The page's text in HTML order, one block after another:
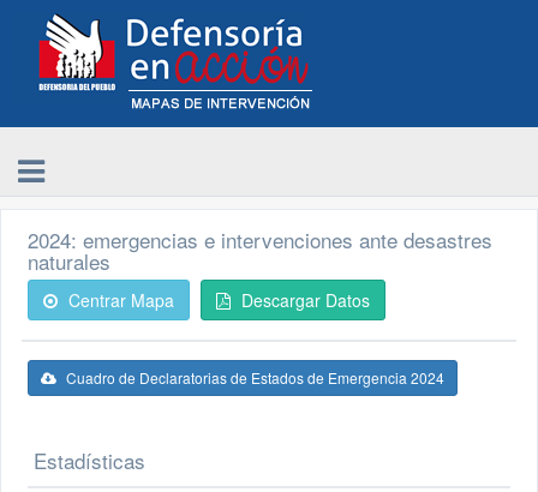
2024: emergencias e intervenciones ante desastres
naturales
Centrar Mapa Descargar Datos
Cuadro de Declaratorias de Estados de Emergencia 2024
Estadísticas